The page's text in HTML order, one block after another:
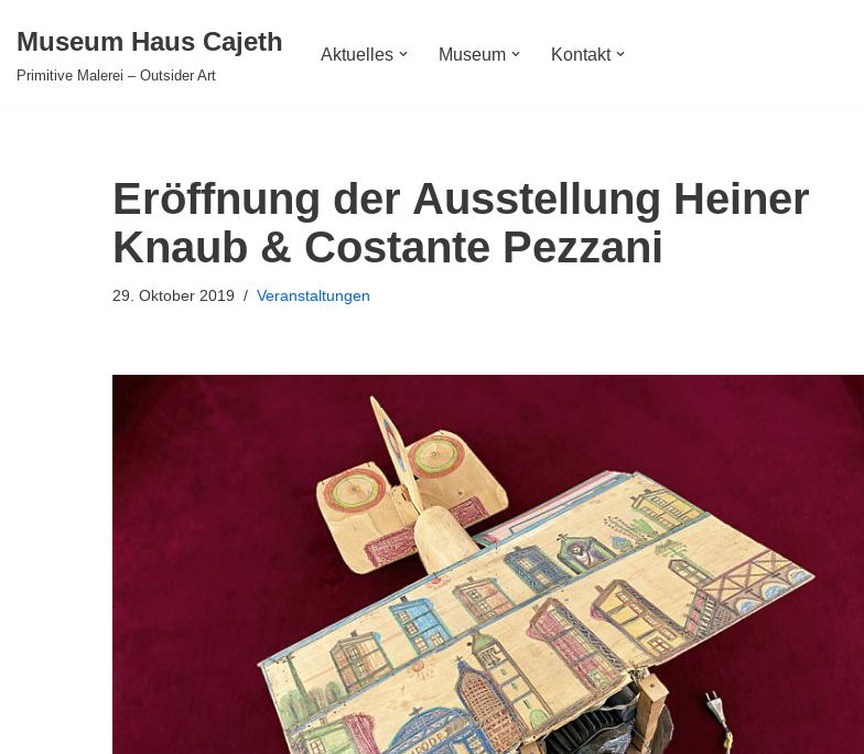
Museum Haus Cajeth
Primitive Malerei – Outsider Art
Aktuelles Museum Kontakt
Eröffnung der Ausstellung Heiner
Knaub & Costante Pezzani
29. Oktober 2019 Veranstaltungen